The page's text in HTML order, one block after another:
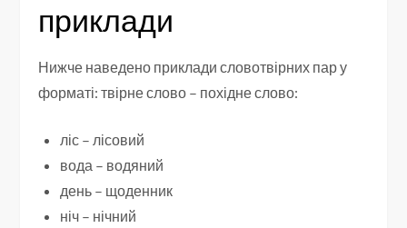
приклади
Нижче наведено приклади словотвірних пар у
форматі: твірне слово – похідне слово:
ліс – лісовий
вода – водяний
день – щоденник
ніч – нічний